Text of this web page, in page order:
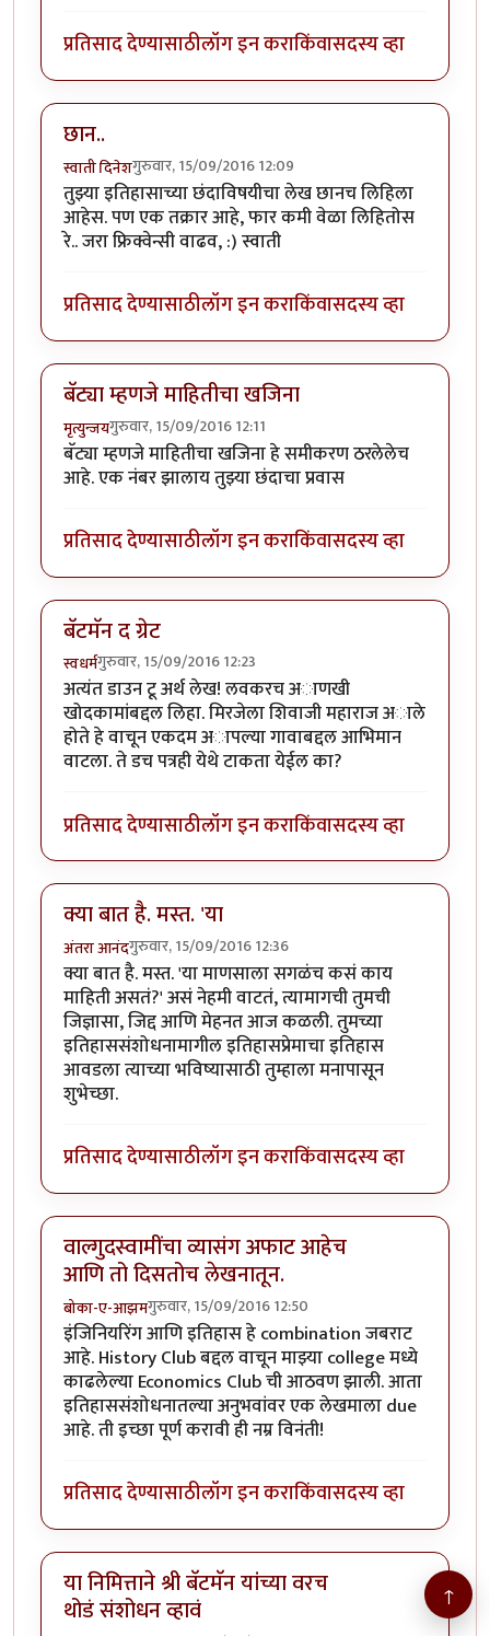
प्रतिसाद देण्यासाठीलॉग इन कराकिंवासदस्य व्हा
छान..
स्वाती दिनेशगुरुवार, 15/09/2016 12:09
तुझ्या इतिहासाच्या छंदाविषयीचा लेख छानच लिहिला
आहेस. पण एक तक्रार आहे, फार कमी वेळा लिहितोस
रे.. जरा फ्रिक्वेन्सी वाढव, :) स्वाती
प्रतिसाद देण्यासाठीलॉग इन कराकिंवासदस्य व्हा
बॅट्या म्हणजे माहितीचा खजिना
मृत्युन्जयगुरुवार, 15/09/2016 12:11
बॅट्या म्हणजे माहितीचा खजिना हे समीकरण ठरलेलेच
आहे. एक नंबर झालाय तुझ्या छंदाचा प्रवास
प्रतिसाद देण्यासाठीलॉग इन कराकिंवासदस्य व्हा
बॅटमॅन द ग्रेट
स्वधर्मगुरुवार, 15/09/2016 12:23
अत्यंत डाउन टू अर्थ लेख! लवकरच अाणखी
खोदकामांबद्दल लिहा. मिरजेला शिवाजी महाराज अाले
होते हे वाचून एकदम अापल्या गावाबद्दल आभिमान
वाटला. ते डच पत्रही येथे टाकता येईल का?
प्रतिसाद देण्यासाठीलॉग इन कराकिंवासदस्य व्हा
क्या बात है. मस्त. 'या
अंतरा आनंदगुरुवार, 15/09/2016 12:36
क्या बात है. मस्त. 'या माणसाला सगळंच कसं काय
माहिती असतं?' असं नेहमी वाटतं, त्यामागची तुमची
जिज्ञासा, जिद्द आणि मेहनत आज कळली. तुमच्या
इतिहाससंशोधनामागील इतिहासप्रेमाचा इतिहास
आवडला त्याच्या भविष्यासाठी तुम्हाला मनापासून
शुभेच्छा.
प्रतिसाद देण्यासाठीलॉग इन कराकिंवासदस्य व्हा
वाल्गुदस्वामींचा व्यासंग अफाट आहेच
आणि तो दिसतोच लेखनातून.
बोका-ए-आझमगुरुवार, 15/09/2016 12:50
इंजिनियरिंग आणि इतिहास हे combination जबराट
आहे. History Club बद्दल वाचून माझ्या college मध्ये
काढलेल्या Economics Club ची आठवण झाली. आता
इतिहाससंशोधनातल्या अनुभवांवर एक लेखमाला due
आहे. ती इच्छा पूर्ण करावी ही नम्र विनंती!
प्रतिसाद देण्यासाठीलॉग इन कराकिंवासदस्य व्हा
या निमित्ताने श्री बॅटमॅन यांच्या वरच
थोडं संशोधन व्हावं ↑